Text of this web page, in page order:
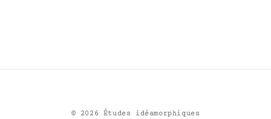
© 2026 Études idéamorphiques